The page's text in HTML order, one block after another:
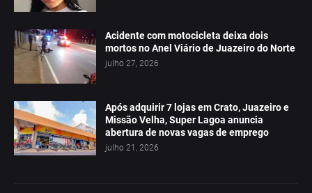
Acidente com motocicleta deixa dois
mortos no Anel Viário de Juazeiro do Norte
julho 27, 2026
Após adquirir 7 lojas em Crato, Juazeiro e
Missão Velha, Super Lagoa anuncia
abertura de novas vagas de emprego
julho 21, 2026